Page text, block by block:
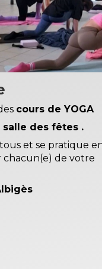
cours de YOGA
salle des fêtes .
et se pratique
de votre